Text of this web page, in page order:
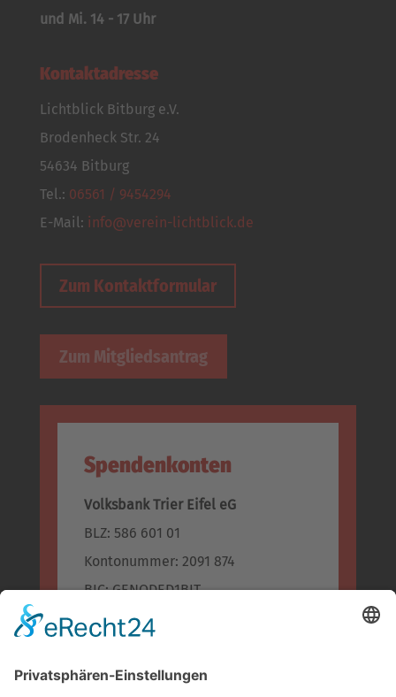
und Mi. 14 - 17 Uhr
Kontaktadresse
Lichtblick Bitburg e.V.
Brodenheck Str. 24
54634 Bitburg
Tel.: 06561 / 9454294
E-Mail: info@verein-lichtblick.de
Zum Kontaktformular
Zum Mitgliedsantrag
Spendenkonten
Volksbank Trier Eifel eG
BLZ: 586 601 01
Kontonummer: 2091 874
BIC: GENODED1BIT
IBAN: DE96 5866 0101 0002 0918 74
BLZ: 586 500 30